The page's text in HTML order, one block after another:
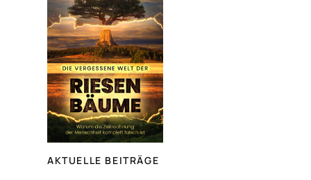
AKTUELLE BEITRÄGE